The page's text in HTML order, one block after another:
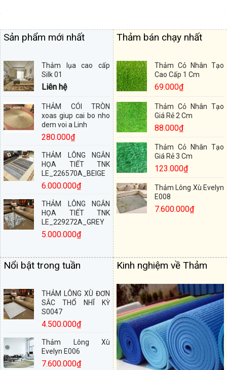
Sản phẩm mới nhất
Thảm lụa cao cấp
Silk 01
Liên hệ
THẢM CÓI TRÒN
xoas giup cai bo nho
dem voi a Linh
280.000₫
THẢM LÔNG NGẮN
HỌA TIẾT TNK
LE_226570A_BEIGE
6.000.000₫
THẢM LÔNG NGẮN
HỌA TIẾT TNK
LE_229272A_GREY
5.000.000₫
Thảm bán chạy nhất
Thảm Cỏ Nhân Tạo
Cao Cấp 1 Cm
69.000₫
Thảm Cỏ Nhân Tạo
Giá Rẻ 2 Cm
88.000₫
Thảm Cỏ Nhân Tạo
Giá Rẻ 3 Cm
123.000₫
Thảm Lông Xù Evelyn
E008
7.600.000₫
Nổi bật trong tuần
THẢM LÔNG XÙ ĐƠN
SẮC THỔ NHĨ KỲ
S0047
4.500.000₫
Thảm Lông Xù
Evelyn E006
7.600.000₫
Kinh nghiệm về Thảm